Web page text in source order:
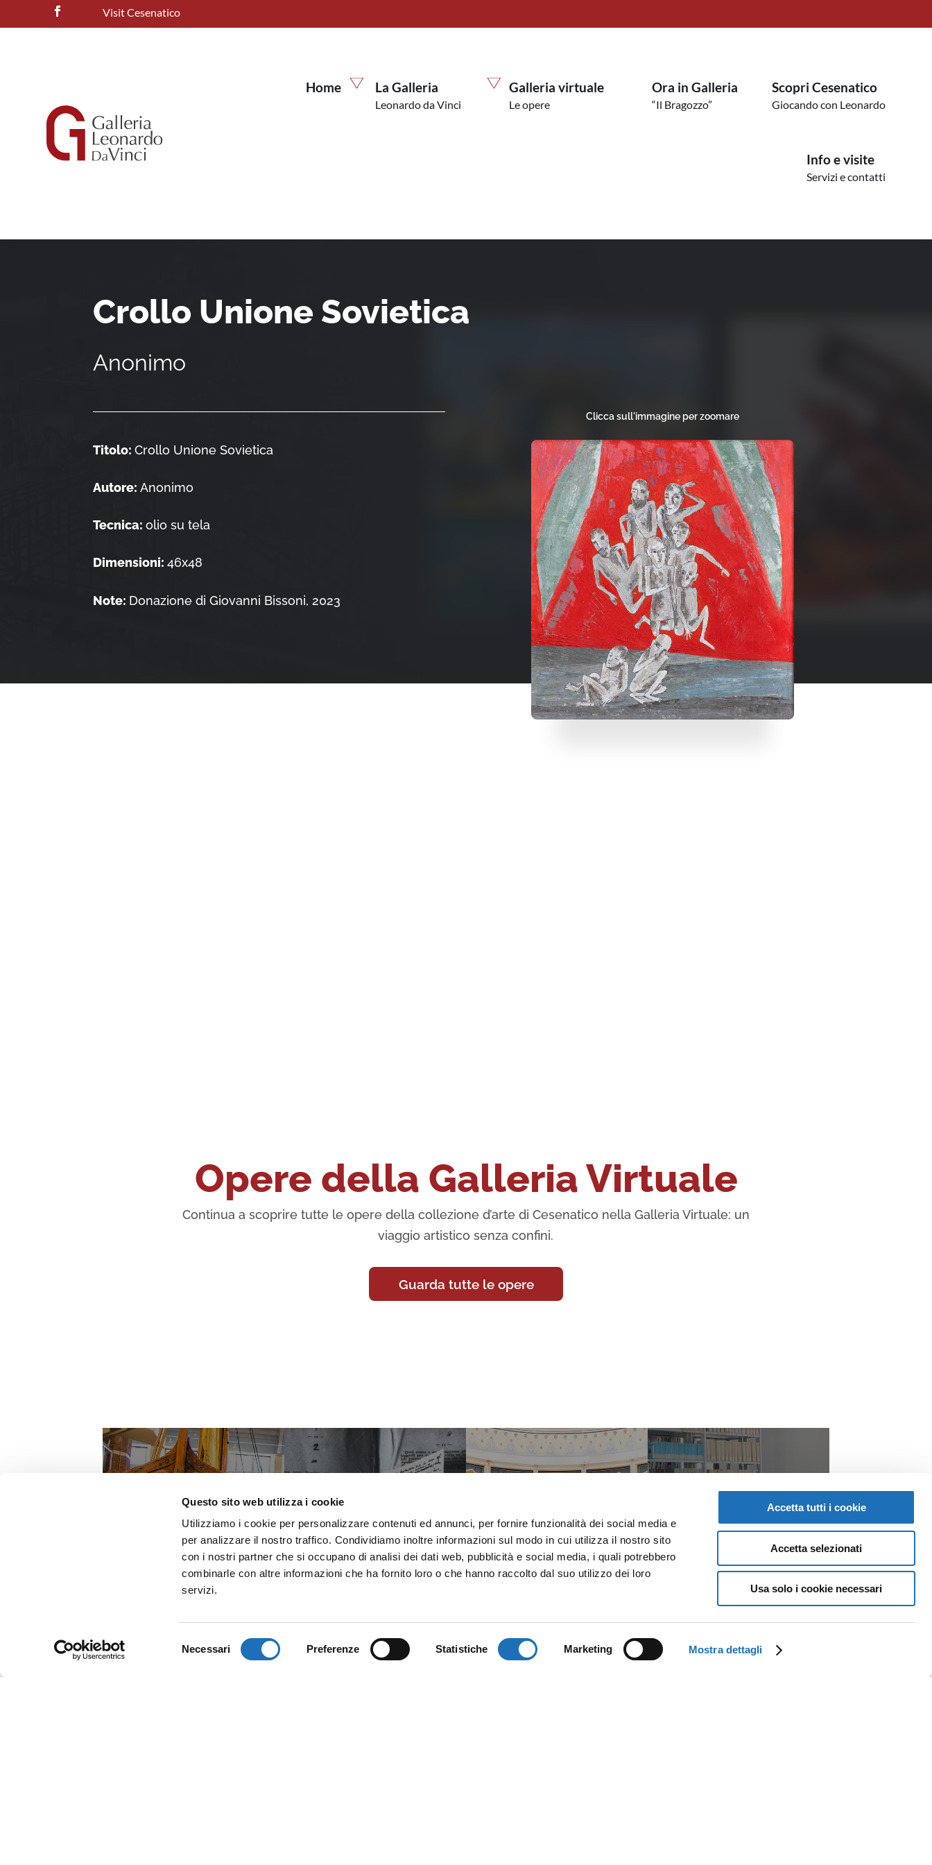
Questo sito web utilizza i cookie
Utilizziamo i cookie per personalizzare contenuti ed annunci, per fornire funzionalità dei social media e
per analizzare il nostro traffico. Condividiamo inoltre informazioni sul modo in cui utilizza il nostro sito
con i nostri partner che si occupano di analisi dei dati web, pubblicità e social media, i quali potrebbero
combinarle con altre informazioni che ha fornito loro o che hanno raccolto dal suo utilizzo dei loro
servizi.
Necessari Preferenze Statistiche Marketing Mostra dettagli
Accetta tutti i cookie
Accetta selezionati
Usa solo i cookie necessari
Visit Cesenatico
Home La Galleria
Leonardo da Vinci
Galleria virtuale
Le opere
Ora in Galleria
“Il Bragozzo”
Scopri Cesenatico
Giocando con Leonardo
Info e visite
Servizi e contatti
Crollo Unione Sovietica
Anonimo
Titolo:Crollo Unione Sovietica
Autore:Anonimo
Tecnica:olio su tela
Dimensioni:46x48
Note: Donazione di Giovanni Bissoni, 2023
Clicca sull'immagine per zoomare
Opere della Galleria Virtuale
Continua a scoprire tutte le opere della collezione d’arte di Cesenatico nella Galleria Virtuale: un
viaggio artistico senza confini.
Guarda tutte le opere